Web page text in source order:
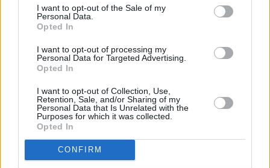
cualquier momento entrando de nuevo en este sitio web o
visitando nuestra política de privacidad.
I want to opt-out of the Sale of my
Personal Data.
Opted In
I want to opt-out of processing my
Personal Data for Targeted Advertising.
Opted In
I want to opt-out of Collection, Use,
Retention, Sale, and/or Sharing of my
Personal Data that Is Unrelated with the
Purposes for which it was collected.
Opted In
CONFIRM